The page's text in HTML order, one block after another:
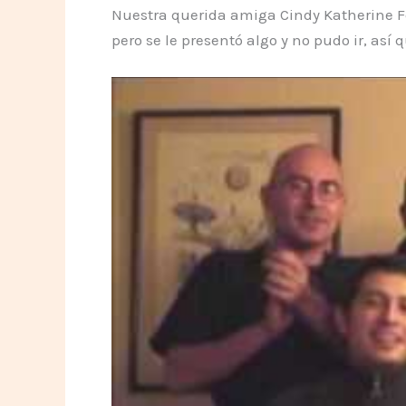
Nuestra querida amiga Cindy Katherine
pero se le presentó algo y no pudo ir,